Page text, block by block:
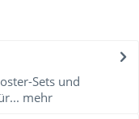
Sets und
mehr